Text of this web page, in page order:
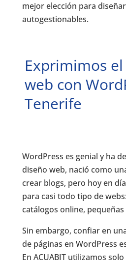
mejor elección para
autogestionables.
Exprimimos
web con
Tenerife
WordPress es genial y ha
diseño web, nació como
crear blogs, pero hoy en
para casi todo tipo de
catálogos online,
Sin embargo, confiar en
de páginas en WordPress
En ACUABIT utilizamos